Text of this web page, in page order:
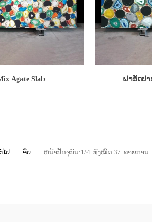
Agate Slab ຝາອັດປາ
ໄປ ຈົບ ຫນ້າ​ປັດ​ຈຸ​ບັນ:1/4 ທັງໝົດ 37 ລາຍການ